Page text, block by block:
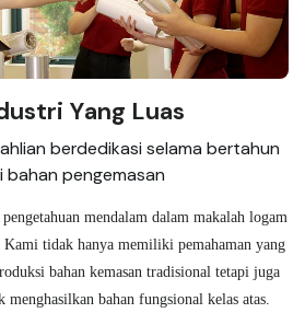
Yang Luas
berdedikasi selama bertahun
pengemasan
mendalam dalam makalah logam
tidak hanya memiliki pemahaman yang
bahan kemasan tradisional tetapi juga
bahan fungsional kelas atas.